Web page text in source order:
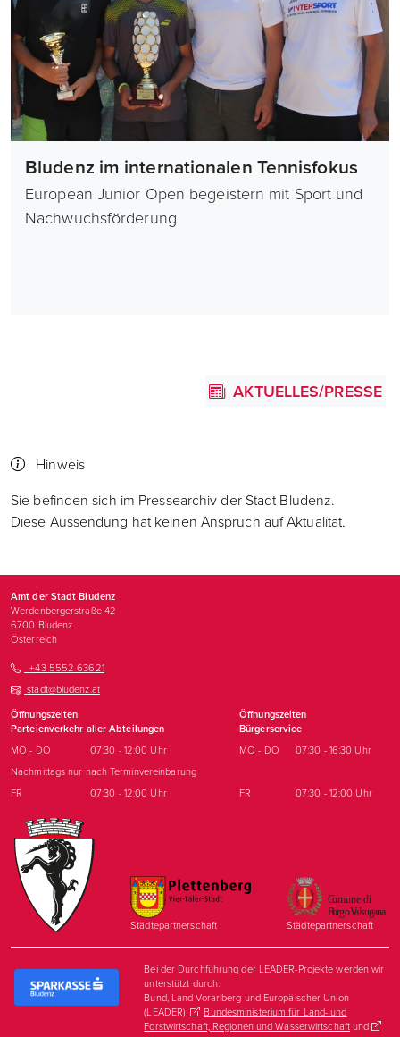
Bludenz im internationalen Tennisfokus
European Junior Open begeistern mit Sport und
Nachwuchsförderung
AKTUELLES/PRESSE
Hinweis
Sie befinden sich im Pressearchiv der Stadt Bludenz.
Diese Aussendung hat keinen Anspruch auf Aktualität.
Amt der Stadt Bludenz
Werdenbergerstraße 42
6700 Bludenz
Österreich
+43 5552 63621
stadt@bludenz.at
Öffnungszeiten
Parteienverkehr aller Abteilungen
Öffnungszeiten
Bürgerservice
MO - DO 07:30 - 12:00 Uhr MO - DO
07:30 - 16:30 Uhr
Nachmittags nur nach Terminvereinbarung
FR
07:30 - 12:00 Uhr FR 07:30 - 12:00 Uhr
Städtepartnerschaft Städtepartnerschaft
Bei der Durchführung der LEADER-Projekte werden wir
unterstützt durch:
Bund, Land Vorarlberg und Europäischer Union
(LEADER):
Bundesministerium für Land- und
Forstwirtschaft, Regionen und Wasserwirtschaftund